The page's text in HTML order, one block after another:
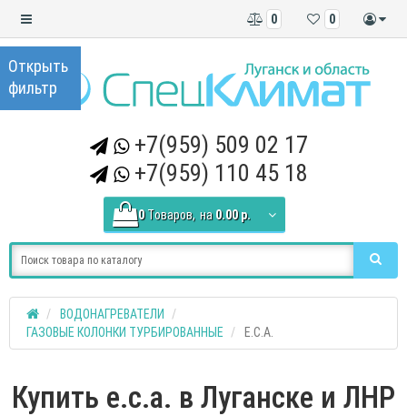
0
0
+7(959) 509 02 17
+7(959) 110 45 18
0 Tоваров, на 0.00 р.
ВОДОНАГРЕВАТЕЛИ
ГАЗОВЫЕ КОЛОНКИ ТУРБИРОВАННЫЕ
E.C.A.
Купить e.c.a. в Луганске и ЛНР